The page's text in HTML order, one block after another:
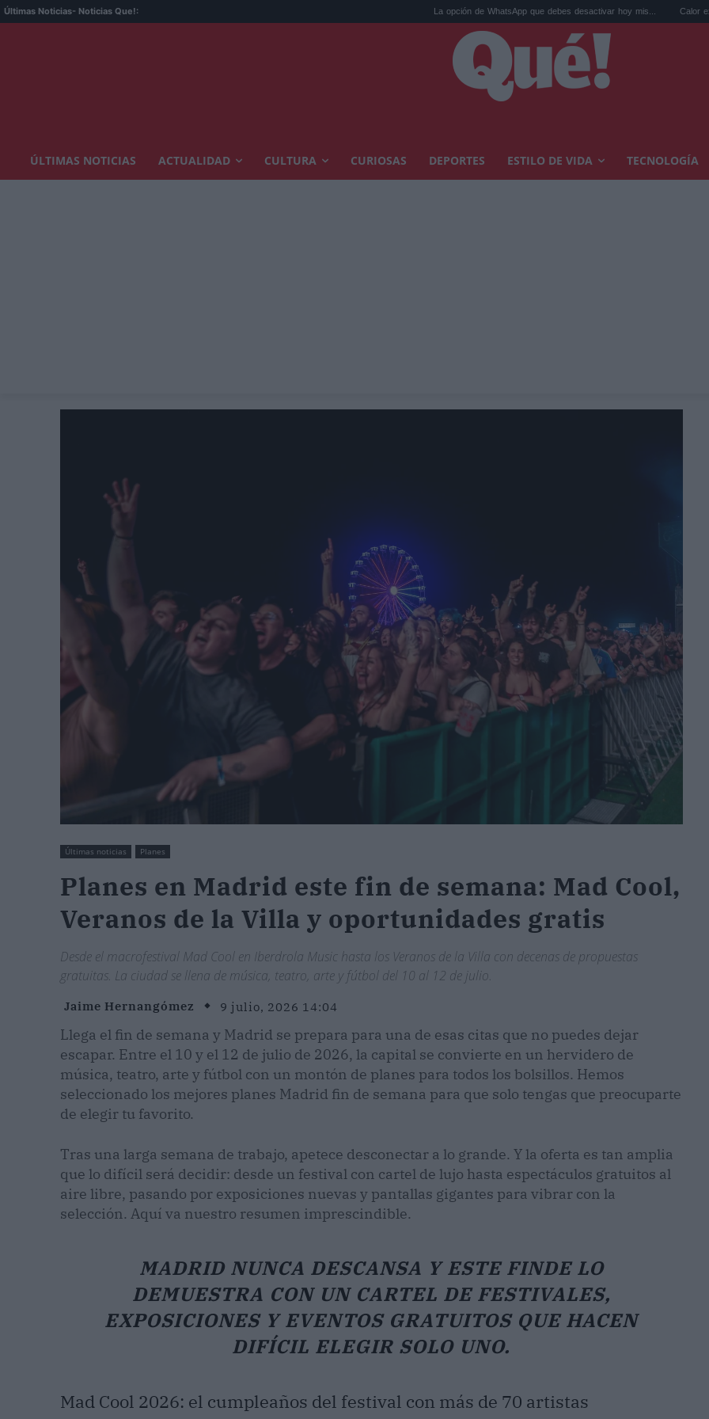
Últimas Noticias- Noticias Que!: La opción de WhatsApp que debes desactivar hoy mis... Calor extremo y
ÚLTIMAS NOTICIAS ACTUALIDAD CULTURA CURIOSAS DEPORTES ESTILO DE VIDA TECNOLOGÍA
Últimas noticias Planes
Planes en Madrid este fin de semana: Mad Cool,
Veranos de la Villa y oportunidades gratis
Desde el macrofestival Mad Cool en Iberdrola Music hasta los Veranos de la Villa con decenas de propuestas
gratuitas. La ciudad se llena de música, teatro, arte y fútbol del 10 al 12 de julio.
Jaime Hernangómez 9 julio, 2026 14:04
Llega el fin de semana y Madrid se prepara para una de esas citas que no puedes dejar
escapar. Entre el 10 y el 12 de julio de 2026, la capital se convierte en un hervidero de
música, teatro, arte y fútbol con un montón de planes para todos los bolsillos. Hemos
seleccionado los mejores planes Madrid fin de semana para que solo tengas que preocuparte
de elegir tu favorito.
Tras una larga semana de trabajo, apetece desconectar a lo grande. Y la oferta es tan amplia
que lo difícil será decidir: desde un festival con cartel de lujo hasta espectáculos gratuitos al
aire libre, pasando por exposiciones nuevas y pantallas gigantes para vibrar con la
selección. Aquí va nuestro resumen imprescindible.
MADRID NUNCA DESCANSA Y ESTE FINDE LO
DEMUESTRA CON UN CARTEL DE FESTIVALES,
EXPOSICIONES Y EVENTOS GRATUITOS QUE HACEN
DIFÍCIL ELEGIR SOLO UNO.
Mad Cool 2026: el cumpleaños del festival con más de 70 artistas